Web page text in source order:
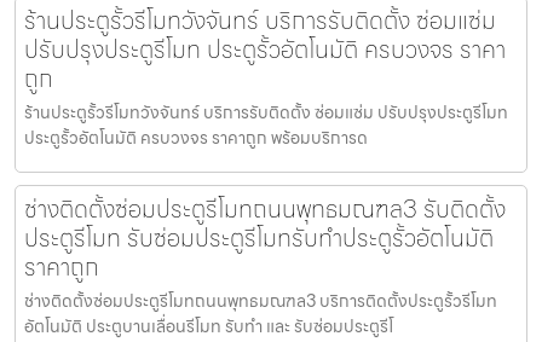
ร้านประตูรั้วรีโมทวังจันทร์ บริการรับติดตั้ง ซ่อมแซ่ม
ปรับปรุงประตูรีโมท ประตูรั้วอัตโนมัติ ครบวงจร ราคา
ถูก
ร้านประตูรั้วรีโมทวังจันทร์ บริการรับติดตั้ง ซ่อมแซ่ม ปรับปรุงประตูรีโมท
ประตูรั้วอัตโนมัติ ครบวงจร ราคาถูก พร้อมบริการด
ช่างติดตั้งซ่อมประตูรีโมทถนนพุทธมณฑล3 รับติดตั้ง
ประตูรีโมท รับซ่อมประตูรีโมทรับทำประตูรั้วอัตโนมัติ
ราคาถูก
ช่างติดตั้งซ่อมประตูรีโมทถนนพุทธมณฑล3 บริการติดตั้งประตูรั้วรีโมท
อัตโนมัติ ประตูบานเลื่อนรีโมท รับทำ และ รับซ่อมประตูรีโ